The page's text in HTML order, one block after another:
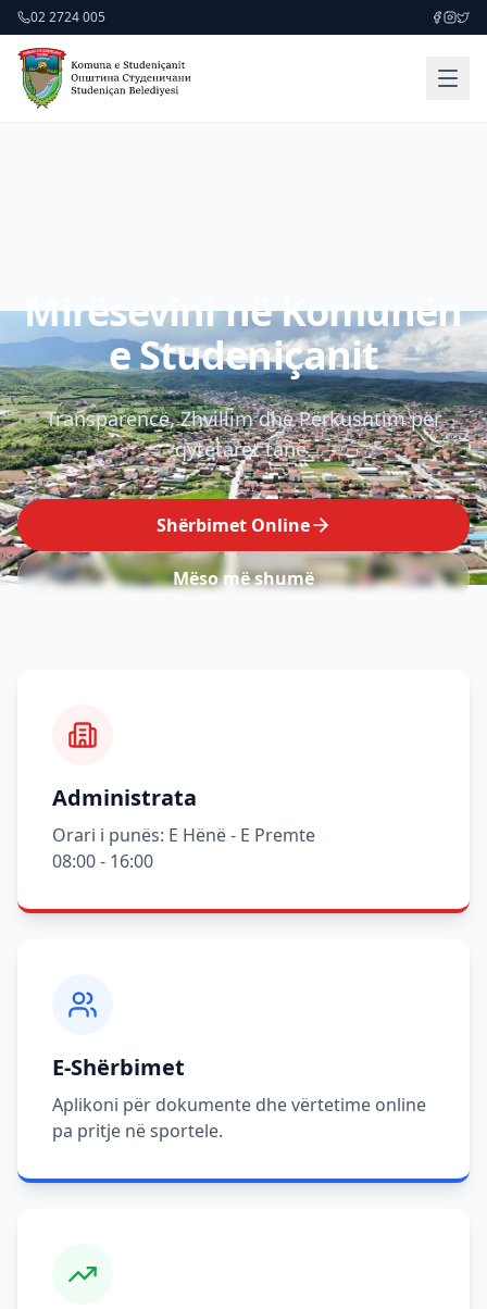
02 2724 005
Mirësevini në Komunën
e Studeniçanit
Transparencë, Zhvillim dhe Përkushtim për
qytetarët tanë.
Shërbimet Online
Mëso më shumë
Administrata
Orari i punës: E Hënë - E Premte
08:00 - 16:00
E-Shërbimet
Aplikoni për dokumente dhe vërtetime online
pa pritje në sportele.